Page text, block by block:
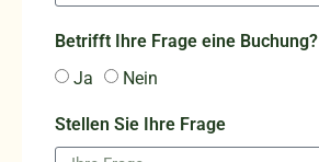
Betrifft Ihre Frage eine Buchung?
Ja
Nein
Stellen Sie Ihre Frage